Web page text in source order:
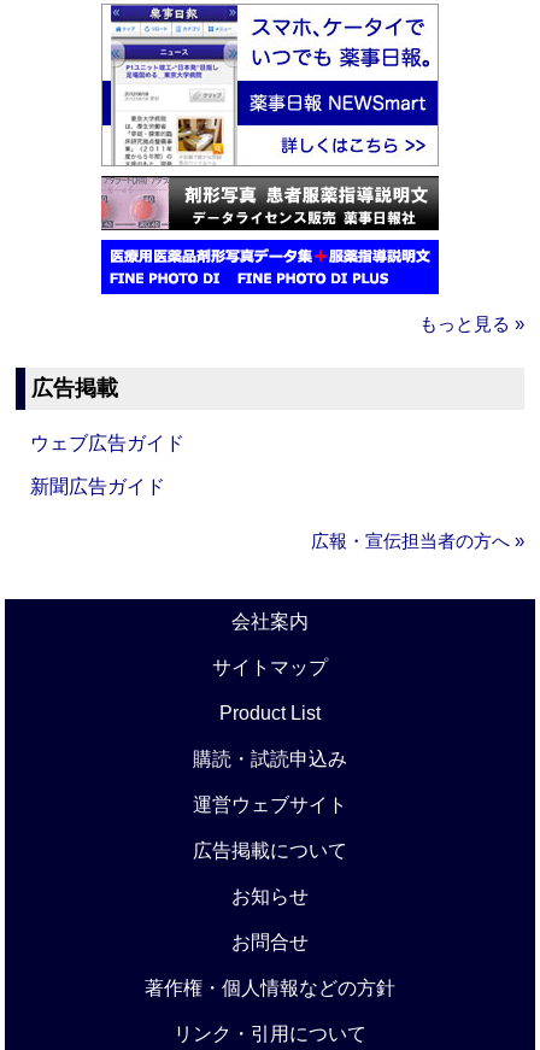
もっと見る »
広告掲載
ウェブ広告ガイド
新聞広告ガイド
広報・宣伝担当者の方へ »
会社案内
サイトマップ
Product List
購読・試読申込み
運営ウェブサイト
広告掲載について
お知らせ
お問合せ
著作権・個人情報などの方針
リンク・引用について